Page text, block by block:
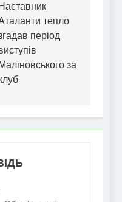
Наставник
тепло
період
Маліновського за